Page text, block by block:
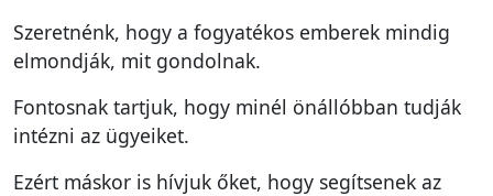
Szeretnénk, hogy a fogyatékos emberek mindig
elmondják, mit gondolnak.
Fontosnak tartjuk, hogy minél önállóbban tudják
intézni az ügyeiket.
Ezért máskor is hívjuk őket, hogy segítsenek az